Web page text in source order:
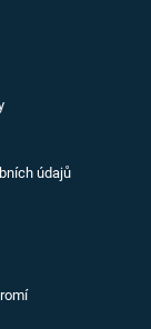
údajů